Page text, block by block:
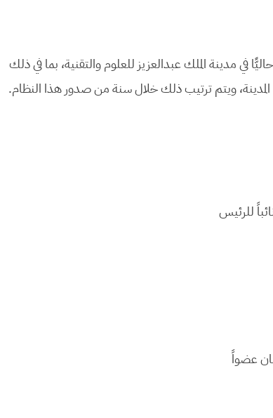
حاليًّا في مدينة الملك عبدالعزيز للعلوم والتقنية، بما في ذلك
المدينة، ويتم ترتيب ذلك خلال سنة من صدور هذا النظام.
للرئیس
عضواً